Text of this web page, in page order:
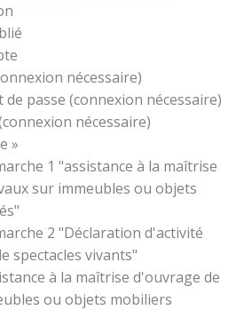
nécessaire)
passe (connexion nécessaire)
nécessaire)
»
1 "assistance à la maîtrise
sur immeubles ou objets
2 "Déclaration d'activité
spectacles vivants"
à la maîtrise d'ouvrage de
ou objets mobiliers